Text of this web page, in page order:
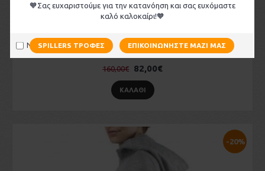
🧡Σας ευχαριστούμε για την κατανόηση και σας ευχόμαστε
καλό καλοκαίρι!🧡
Να μην εμφανιστεί ξανά
SPILLERS ΤΡΟΦΈΣ ΕΠΙΚΟΙΝΩΝΉΣΤΕ ΜΑΖΊ ΜΑΣ
Ανδρικό Αδιάβροχο EQUILINE "Baddy"
160,00€ 82,00€
ΚΑΛΆΘΙ
-20%